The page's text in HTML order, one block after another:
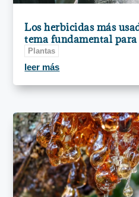
Los herbicidas más
tema fundamental
Plantas
leer más